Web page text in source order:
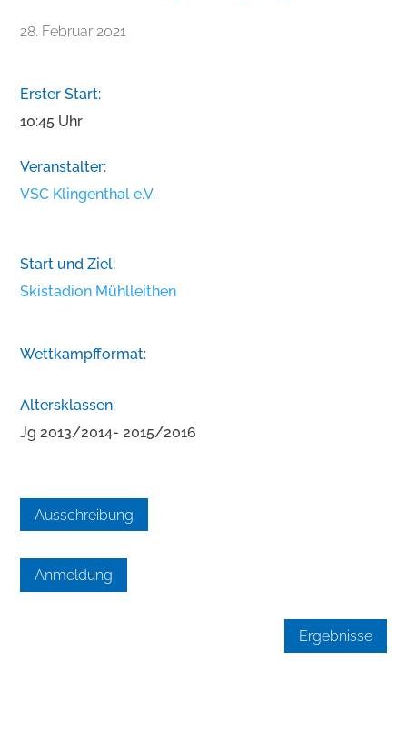
28. Februar 2021
Erster Start:
10:45 Uhr
Veranstalter:
VSC Klingenthal e.V.
Start und Ziel:
Skistadion Mühlleithen
Wettkampfformat:
Altersklassen:
Jg 2013/2014- 2015/2016
Ausschreibung
Anmeldung
Ergebnisse